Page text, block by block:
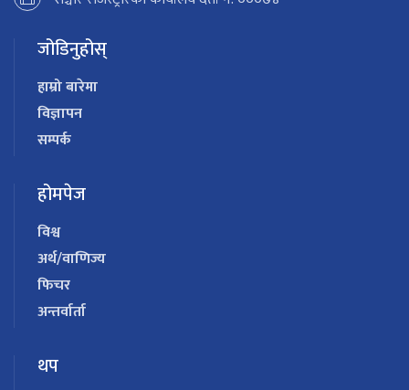
जोडिनुहोस्
हाम्रो बारेमा
विज्ञापन
सम्पर्क
होमपेज
विश्व
अर्थ/वाणिज्य
फिचर
अन्तर्वार्ता
थप